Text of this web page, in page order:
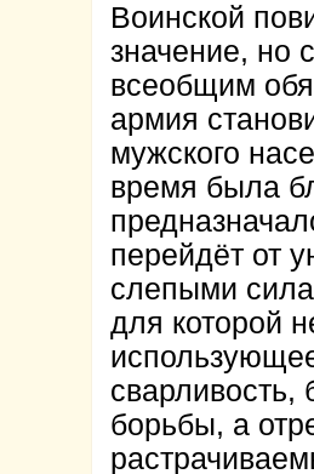
Воинской
значение, но
всеобщим
армия
мужского
время была
перейдёт от
слепыми
для которой
сварливость,
борьбы, а